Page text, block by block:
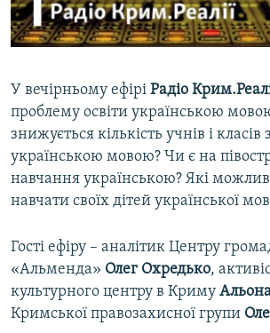
СВІДЧЕННЯ ОКУПАЦІЇ
УКРАЇНСЬКА ПРОБЛЕМА КРИМУ
Qırımtatar
Усі сайти RFE/RL
У вечірньому ефірі Радіо
проблему освіти українською
знижується кількість учнів і
українською мовою? Чи є на
навчання українською? Які
навчати своїх дітей української
Гості ефіру – аналітик Центру
«Альменда» Олег Охредько,
культурного центру в Криму
Кримської правозахисної групи